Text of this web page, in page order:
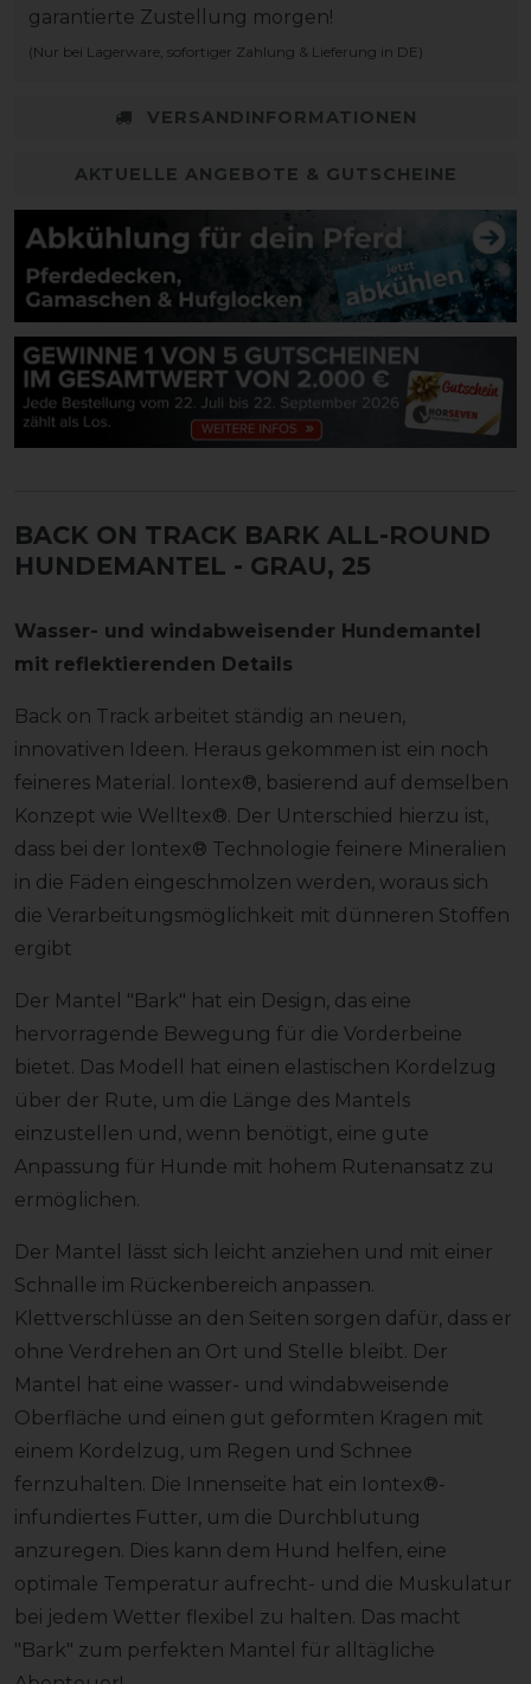
garantierte Zustellung morgen!
(Nur bei Lagerware, sofortiger Zahlung & Lieferung in DE)
VERSANDINFORMATIONEN
AKTUELLE ANGEBOTE & GUTSCHEINE
BACK ON TRACK BARK ALL-ROUND
HUNDEMANTEL - GRAU, 25
Wasser- und windabweisender Hundemantel
mit reflektierenden Details
Back on Track arbeitet ständig an neuen,
innovativen Ideen. Heraus gekommen ist ein noch
feineres Material. Iontex®, basierend auf demselben
Konzept wie Welltex®. Der Unterschied hierzu ist,
dass bei der Iontex® Technologie feinere Mineralien
in die Fäden eingeschmolzen werden, woraus sich
die Verarbeitungsmöglichkeit mit dünneren Stoffen
ergibt
Der Mantel "Bark" hat ein Design, das eine
hervorragende Bewegung für die Vorderbeine
bietet. Das Modell hat einen elastischen Kordelzug
über der Rute, um die Länge des Mantels
einzustellen und, wenn benötigt, eine gute
Anpassung für Hunde mit hohem Rutenansatz zu
ermöglichen.
Der Mantel lässt sich leicht anziehen und mit einer
Schnalle im Rückenbereich anpassen.
Klettverschlüsse an den Seiten sorgen dafür, dass er
ohne Verdrehen an Ort und Stelle bleibt. Der
Mantel hat eine wasser- und windabweisende
Oberfläche und einen gut geformten Kragen mit
einem Kordelzug, um Regen und Schnee
fernzuhalten. Die Innenseite hat ein Iontex®-
infundiertes Futter, um die Durchblutung
anzuregen. Dies kann dem Hund helfen, eine
optimale Temperatur aufrecht- und die Muskulatur
bei jedem Wetter flexibel zu halten. Das macht
"Bark" zum perfekten Mantel für alltägliche